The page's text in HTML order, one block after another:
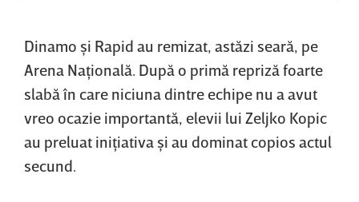
Dinamo şi Rapid au remizat, astăzi seară, pe
Arena Naţională. După o primă repriză foarte
slabă în care niciuna dintre echipe nu a avut
vreo ocazie importantă, elevii lui Zeljko Kopic
au preluat iniţiativa şi au dominat copios actul
secund.